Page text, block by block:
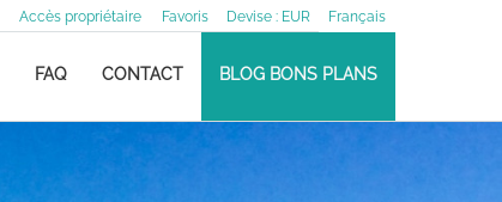
Français
Devise : EUR
Favoris
Accès propriétaire
FAQ CONTACT BLOG BONS PLANS